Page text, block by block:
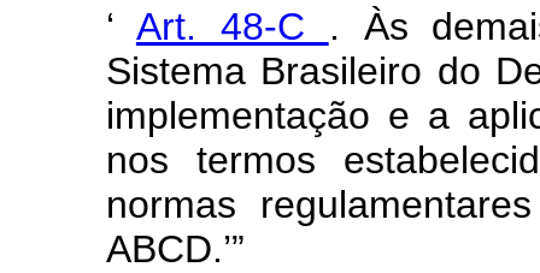
‘ Art. 48-C . Às
Sistema Brasileiro do
implementação e a
nos termos
normas
ABCD.’”